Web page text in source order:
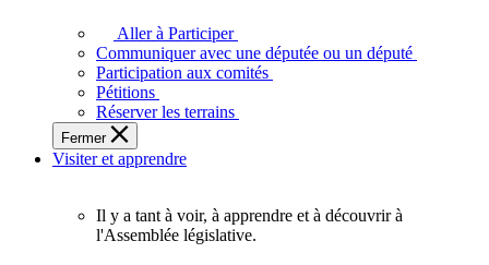
plein
potentiel,
l'Assemblée
a
besoin
de
Aller à Participer
Communiquer avec une députée ou un député
Participation aux comités
Pétitions
Réserver les terrains
Fermer
Visiter et apprendre
Il y a tant à voir, à apprendre et à découvrir à
l'Assemblée législative.